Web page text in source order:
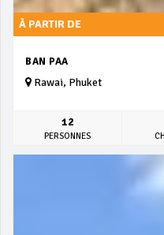
À PARTIR DE
BAN PAA
Rawai, Phuket
12
PERSONNES